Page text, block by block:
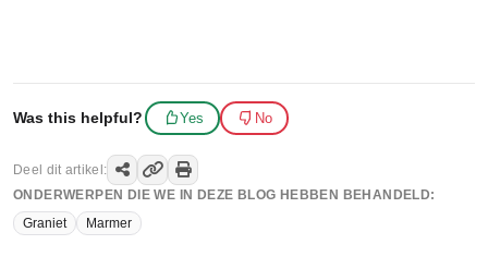
Was this helpful? Yes No
Deel dit artikel:
ONDERWERPEN DIE WE IN DEZE BLOG HEBBEN BEHANDELD:
Graniet
Marmer